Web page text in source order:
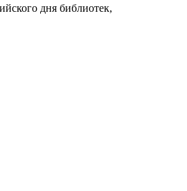
дня библиотек,